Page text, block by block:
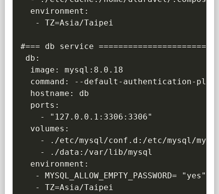
  environment:
   - TZ=Asia/Taipei
#=== db service
db:
  image: mysql:8.0.18
command: --default-authentication-
  hostname: db
  ports:
    - "127.0.0.1:3306:3306"
  volumes:
- ./etc/mysql/conf.d:/etc/mysql/
    - ./data:/var/lib/mysql
  environment:
   - MYSQL_ALLOW_EMPTY_PASSWORD= "yes"
   - TZ=Asia/Taipei